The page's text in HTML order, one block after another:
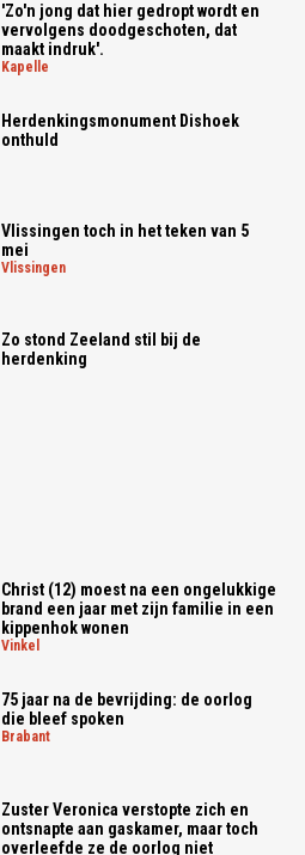
'Zo'n jong dat hier gedropt wordt en
vervolgens doodgeschoten, dat
maakt indruk'.
kapelle
Herdenkingsmonument Dishoek
onthuld
Vlissingen toch in het teken van 5
mei
vlissingen
Zo stond Zeeland stil bij de
herdenking
Christ (12) moest na een ongelukkige
brand een jaar met zijn familie in een
kippenhok wonen
vinkel
75 jaar na de bevrijding: de oorlog
die bleef spoken
brabant
Zuster Veronica verstopte zich en
ontsnapte aan gaskamer, maar toch
overleefde ze de oorlog niet